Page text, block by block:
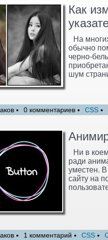
Как
На
обычно
черно-
шум
0 комментариев CSS
Ни в
ради
уместен.
сайту на
1 комментарий CSS